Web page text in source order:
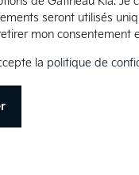
seront utilisés
mon consentement
la politique de